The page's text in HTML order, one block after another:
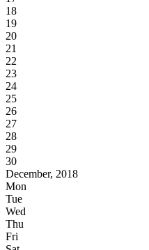
18
19
20
21
22
23
24
25
26
27
28
29
30
December, 2018
Mon
Tue
Wed
Thu
Fri